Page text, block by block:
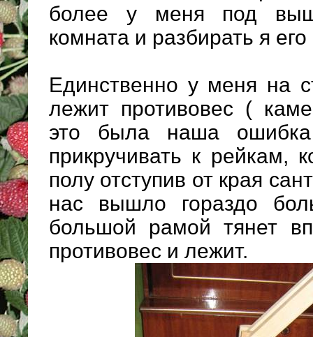
более у меня под
комната и разбирать я
Единственно у меня на
лежит противовес (
это была наша
прикручивать к рейкам,
полу отступив от края
нас вышло гораздо
большой рамой тянет
противовес и лежит.